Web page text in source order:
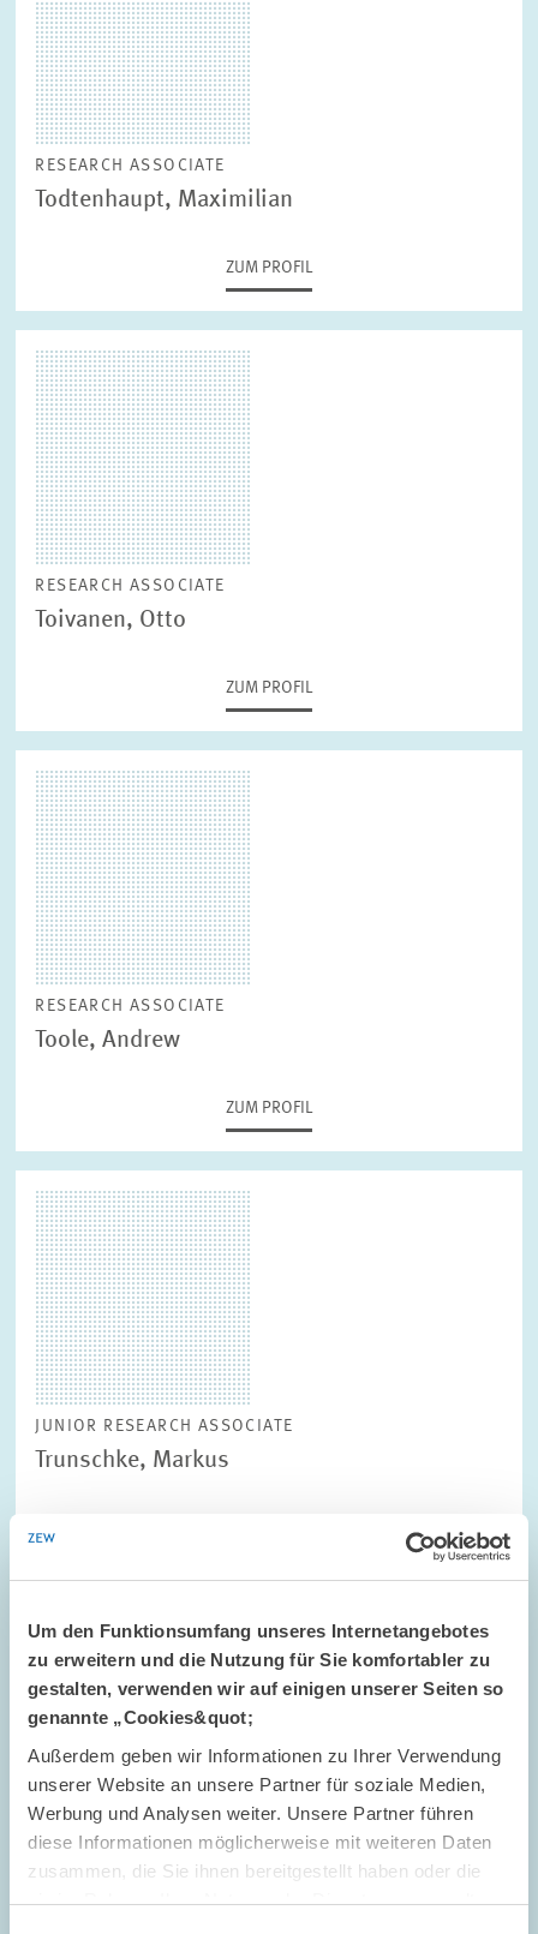
Um den Funktionsumfang unseres Internetangebotes
zu erweitern und die Nutzung für Sie komfortabler zu
gestalten, verwenden wir auf einigen unserer Seiten so
genannte „Cookies&quot;
Außerdem geben wir Informationen zu Ihrer Verwendung
unserer Website an unsere Partner für soziale Medien,
Werbung und Analysen weiter. Unsere Partner führen
diese Informationen möglicherweise mit weiteren Daten
zusammen, die Sie ihnen bereitgestellt haben oder die
sie im Rahmen Ihrer Nutzung der Dienste gesammelt
RESEARCH ASSOCIATE
Todtenhaupt, Maximilian
ZUM PROFIL
RESEARCH ASSOCIATE
Toivanen, Otto
ZUM PROFIL
RESEARCH ASSOCIATE
Toole, Andrew
ZUM PROFIL
JUNIOR RESEARCH ASSOCIATE
Trunschke, Markus
RESEARCH ASSOCIATE
Tukiainen, Janne